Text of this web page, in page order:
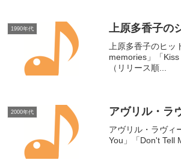
1990年代 上原多香子の
上原多香子のヒ
memories」「
（リリース順...
2000年代 アヴリル・ラ
アヴリル・ラヴィ
You」「Don't Tell